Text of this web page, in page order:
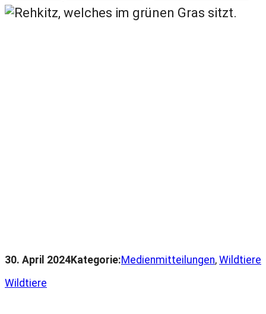
30. April 2024Kategorie:Medienmitteilungen, Wildtiere
Wildtiere